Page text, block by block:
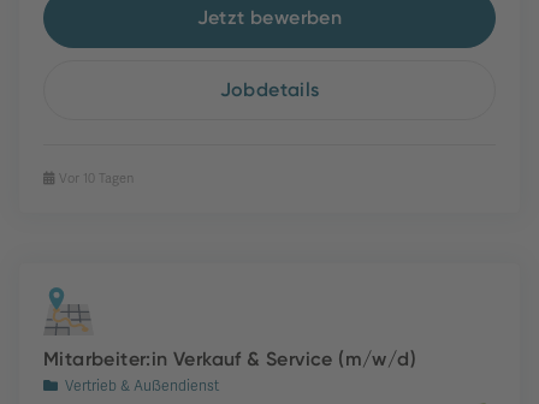
Jetzt bewerben
Jobdetails
Vor 10 Tagen
Mitarbeiter:in Verkauf & Service (m/w/d)
Vertrieb & Außendienst